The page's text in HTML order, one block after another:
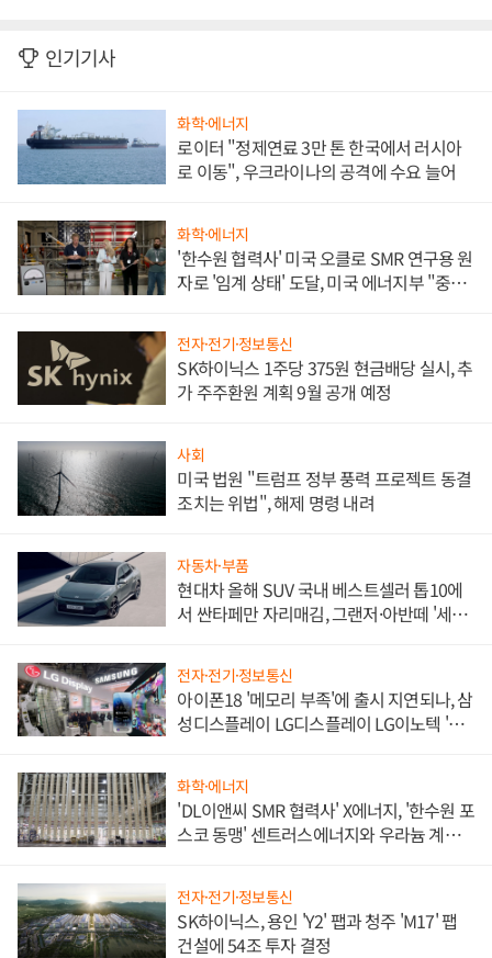
인기기사
화학·에너지
로이터 "정제연료 3만 톤 한국에서 러시아
로 이동", 우크라이나의 공격에 수요 늘어
화학·에너지
'한수원 협력사' 미국 오클로 SMR 연구용 원
자로 '임계 상태' 도달, 미국 에너지부 "중요
전자·전기·정보통신
SK하이닉스 1주당 375원 현금배당 실시, 추
가 주주환원 계획 9월 공개 예정
사회
미국 법원 "트럼프 정부 풍력 프로젝트 동결
조치는 위법", 해제 명령 내려
자동차·부품
현대차 올해 SUV 국내 베스트셀러 톱10에
서 싼타페만 자리매김, 그랜저·아반떼 '세단
전자·전기·정보통신
아이폰18 '메모리 부족'에 출시 지연되나, 삼
성디스플레이 LG디스플레이 LG이노텍 '탈
화학·에너지
'DL이앤씨 SMR 협력사' X에너지, '한수원 포
스코 동맹' 센트러스에너지와 우라늄 계약
전자·전기·정보통신
SK하이닉스, 용인 'Y2' 팹과 청주 'M17' 팹
건설에 54조 투자 결정